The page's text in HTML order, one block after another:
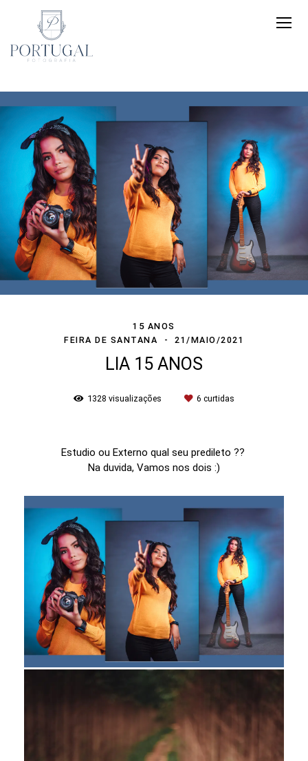
15 ANOS
FEIRA DE SANTANA
21/MAIO/2021
LIA 15 ANOS
1328 visualizações 6 curtidas
Estudio ou Externo qual seu predileto ??
Na duvida, Vamos nos dois :)